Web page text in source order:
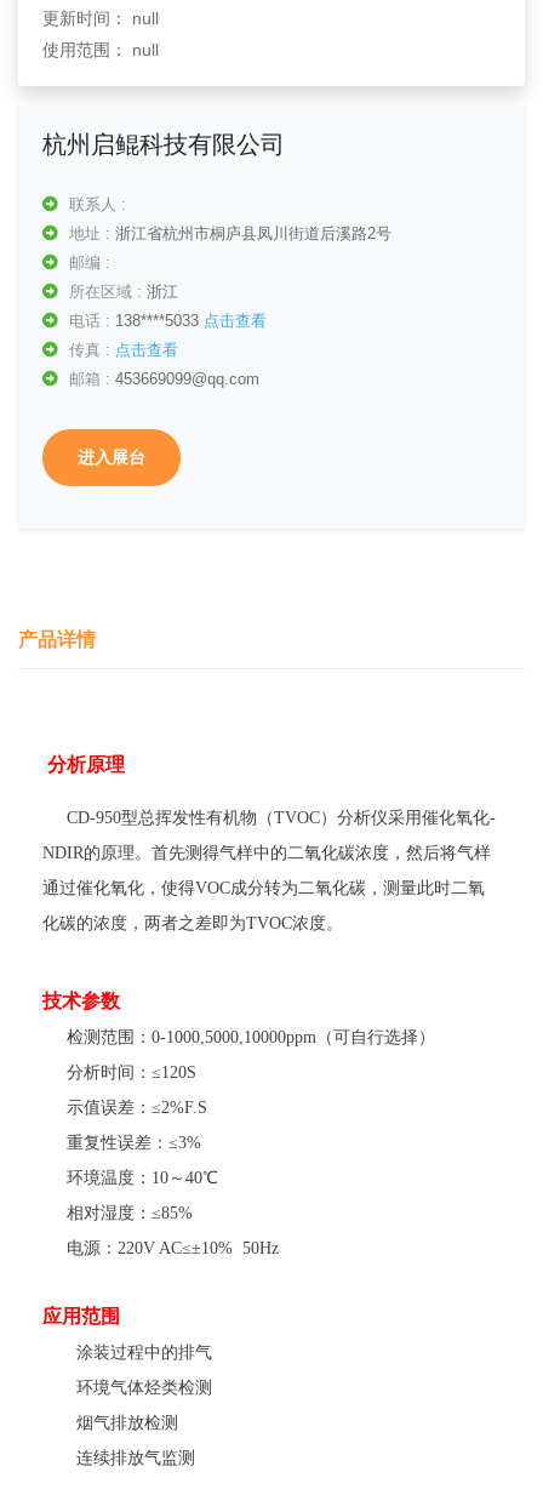
更新时间： null
使用范围： null
杭州启鲲科技有限公司
联系人 :
地址 : 浙江省杭州市桐庐县凤川街道后溪路2号
邮编 :
所在区域 : 浙江
电话 : 138****5033 点击查看
传真 : 点击查看
邮箱 : 453669099@qq.com
进入展台
产品详情
分析原理
CD-950型总挥发性有机物（TVOC）分析仪采用催化氧化-
NDIR的原理。首先测得气样中的二氧化碳浓度，然后将气样
通过催化氧化，使得VOC成分转为二氧化碳，测量此时二氧
化碳的浓度，两者之差即为TVOC浓度。
技术参数
检测范围：0-1000,5000,10000ppm（可自行选择）
分析时间：≤120S
示值误差：≤2%F.S
重复性误差：≤3%
环境温度：10～40℃
相对湿度：≤85%
电源：220V AC≤±10% 50Hz
应用范围
涂装过程中的排气
环境气体烃类检测
烟气排放检测
连续排放气监测